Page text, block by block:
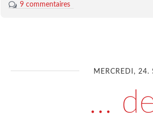
9 commentaires
MERCREDI,
…